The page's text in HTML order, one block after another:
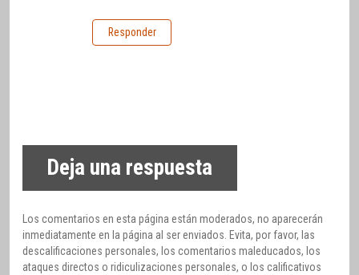
Responder
Deja una respuesta
Los comentarios en esta página están moderados, no aparecerán
inmediatamente en la página al ser enviados. Evita, por favor, las
descalificaciones personales, los comentarios maleducados, los
ataques directos o ridiculizaciones personales, o los calificativos